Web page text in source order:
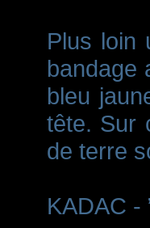
Plus loin
bandage
bleu
tête. Sur
de terre
KADAC -